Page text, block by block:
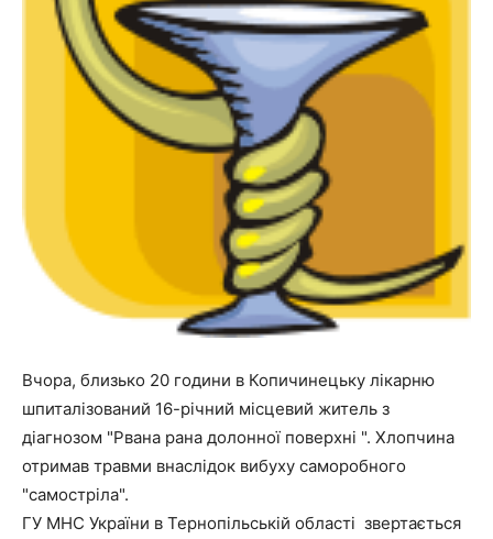
Вчора, близько 20 години в Копичинецьку лікарню
шпиталізований 16-річний місцевий житель з
діагнозом "Рвана рана долонної поверхні ". Хлопчина
отримав травми внаслідок вибуху саморобного
"самостріла".
ГУ МНС України в Тернопільській області звертається